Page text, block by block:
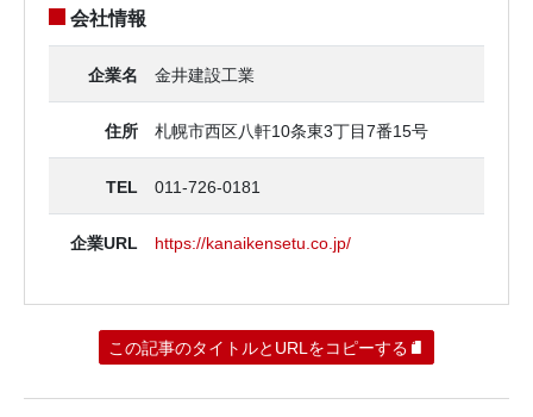
会社情報
企業名 金井建設工業
住所 札幌市西区八軒10条東3丁目7番15号
TEL 011-726-0181
企業URL https://kanaikensetu.co.jp/
この記事のタイトルとURLをコピーする